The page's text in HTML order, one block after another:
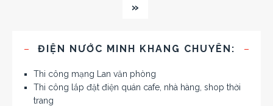
»
ĐIỆN NƯỚC MINH KHANG CHUYÊN:
Thi công mạng Lan văn phòng
Thi công lắp đặt điện quán cafe, nhà hàng, shop thời
trang